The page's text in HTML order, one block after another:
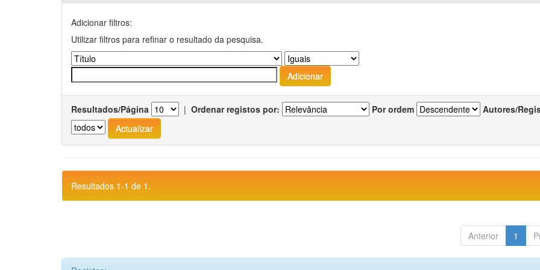
Adicionar filtros:
Utilizar filtros para refinar o resultado da pesquisa.
Resultados/Página | Ordenar registos por: Por ordem Autores/
Resultados 1-1 de 1.
Anterior 1